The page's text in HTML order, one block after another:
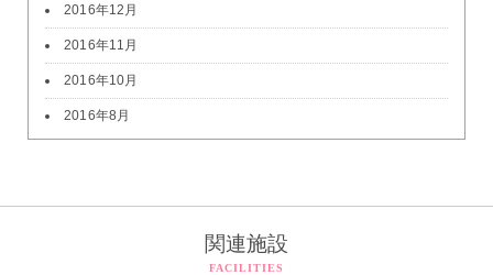
2016年12月
2016年11月
2016年10月
2016年8月
関連施設
FACILITIES